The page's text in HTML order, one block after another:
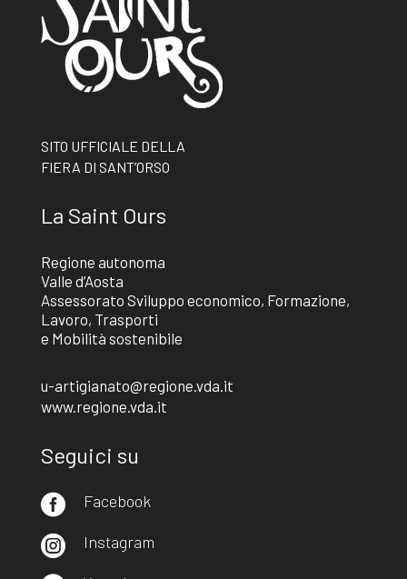
SITO UFFICIALE DELLA
FIERA DI SANT’ORSO
La Saint Ours
Regione autonoma
Valle d’Aosta
Assessorato Sviluppo economico, Formazione,
Lavoro, Trasporti
e Mobilità sostenibile
u-artigianato@regione.vda.it
www.regione.vda.it
Seguici su
 Facebook
 Instagram